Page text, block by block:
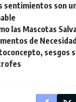
sentimientos son
las Mascotas
de Necesidad
sesgos